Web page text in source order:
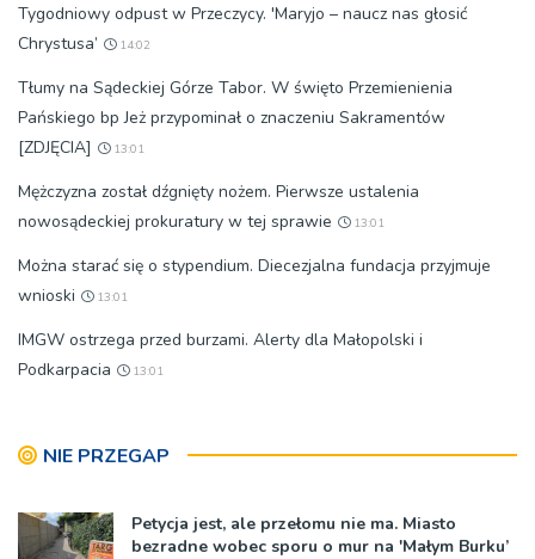
Tygodniowy odpust w Przeczycy. 'Maryjo – naucz nas głosić
Chrystusa’
14:02
Tłumy na Sądeckiej Górze Tabor. W święto Przemienienia
Pańskiego bp Jeż przypominał o znaczeniu Sakramentów
[ZDJĘCIA]
13:01
Mężczyzna został dźgnięty nożem. Pierwsze ustalenia
nowosądeckiej prokuratury w tej sprawie
13:01
Można starać się o stypendium. Diecezjalna fundacja przyjmuje
wnioski
13:01
IMGW ostrzega przed burzami. Alerty dla Małopolski i
Podkarpacia
13:01
NIE PRZEGAP
Petycja jest, ale przełomu nie ma. Miasto
bezradne wobec sporu o mur na 'Małym Burku’